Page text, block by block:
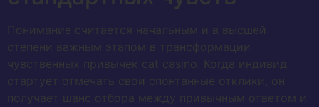
Понимание считается начальным и в высшей
степени важным этапом в трансформации
чувственных привычек cat casino. Когда индивид
стартует отмечать свои спонтанные отклики, он
получает шанс отбора между привычным ответом и